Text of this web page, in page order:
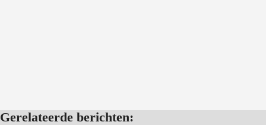
Gerelateerde berichten: